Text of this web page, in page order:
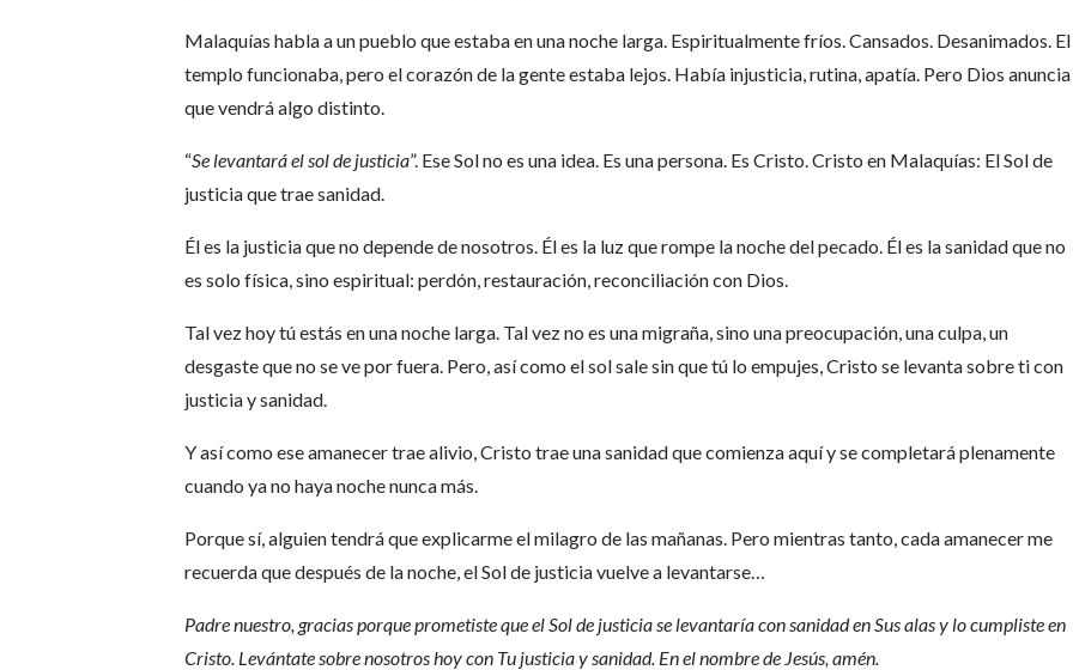
Malaquías habla a un pueblo que estaba en una noche larga. Espiritualmente fríos. Cansados. Desanimados. El
templo funcionaba, pero el corazón de la gente estaba lejos. Había injusticia, rutina, apatía. Pero Dios anuncia
que vendrá algo distinto.
“Se levantará el sol de justicia”. Ese Sol no es una idea. Es una persona. Es Cristo. Cristo en Malaquías: El Sol de
justicia que trae sanidad.
Él es la justicia que no depende de nosotros. Él es la luz que rompe la noche del pecado. Él es la sanidad que no
es solo física, sino espiritual: perdón, restauración, reconciliación con Dios.
Tal vez hoy tú estás en una noche larga. Tal vez no es una migraña, sino una preocupación, una culpa, un
desgaste que no se ve por fuera. Pero, así como el sol sale sin que tú lo empujes, Cristo se levanta sobre ti con
justicia y sanidad.
Y así como ese amanecer trae alivio, Cristo trae una sanidad que comienza aquí y se completará plenamente
cuando ya no haya noche nunca más.
Porque sí, alguien tendrá que explicarme el milagro de las mañanas. Pero mientras tanto, cada amanecer me
recuerda que después de la noche, el Sol de justicia vuelve a levantarse…
Padre nuestro, gracias porque prometiste que el Sol de justicia se levantaría con sanidad en Sus alas y lo cumpliste en
Cristo. Levántate sobre nosotros hoy con Tu justicia y sanidad. En el nombre de Jesús, amén.